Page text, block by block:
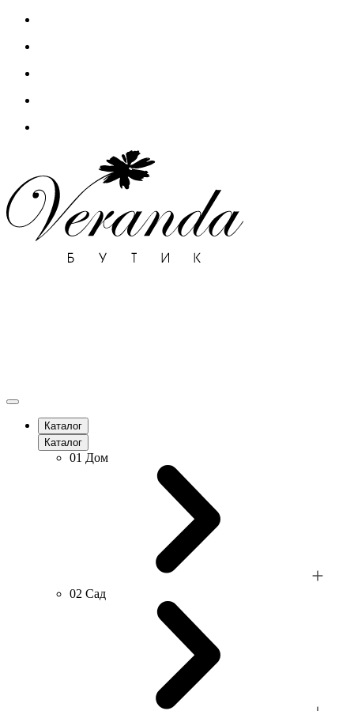
Каталог
Каталог
01 Дом
02 Сад